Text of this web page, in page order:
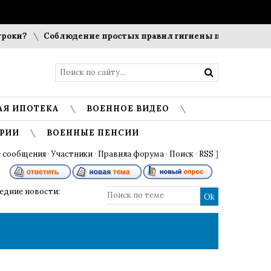
Соблюдение простых правил гигиены помогает
ИПОТЕКА ВОЕННОЕ ВИДЕО
ВОЕННЫЕ ПЕНСИИ
·Участники · Правила форума · Поиск · RSS ]
новости: